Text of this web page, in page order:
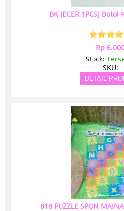
BK [ECER 1PCS] Botol
Rp 6.000
Stock:
SKU:
DETAIL
818 PUZZLE SPON